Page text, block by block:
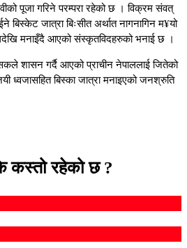
पूजा गरिने परम्परा रहेको छ । विक्रम संवत्
बिस्केट जात्रा बिःसीत अर्थात नागनागिन म¥यो
मनाइँदै आएको संस्कृतविदहरुको भनाई छ ।
शासन गर्दै आएको प्राचीन नेपाललाई जितेको
ध्वजासहित बिस्का जात्रा मनाइएको जनश्रुति
कस्तो रहेको छ ?